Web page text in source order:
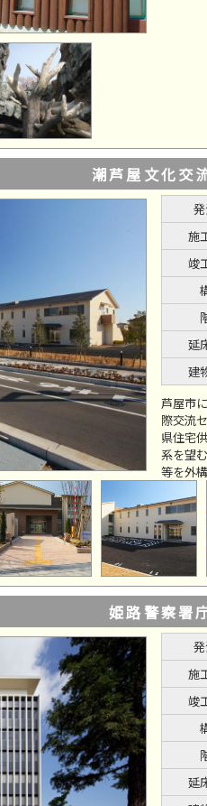
潮芦屋文化交
施
竣
延
建
芦屋市
際交流
県住宅
系を望
等を外
姫路警察署
施
竣
延